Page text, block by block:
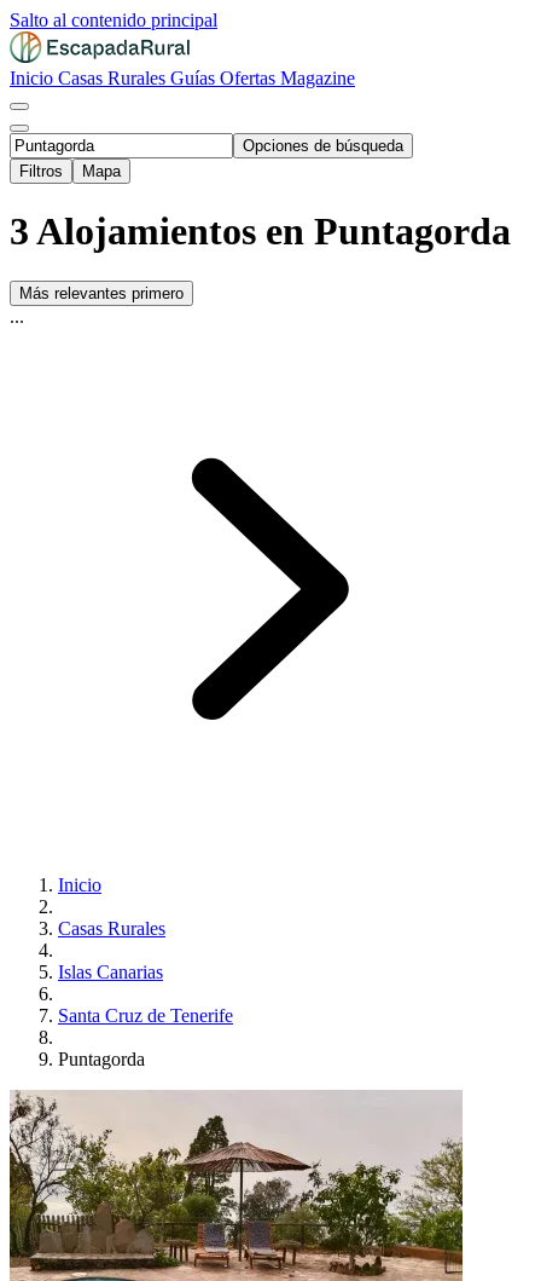
Salto al contenido principal
Inicio Casas Rurales Guías Ofertas Magazine
Opciones de búsqueda
Filtros
Mapa
3 Alojamientos en Puntagorda
Más relevantes primero
...
Inicio
Casas Rurales
Islas Canarias
Santa Cruz de Tenerife
Puntagorda